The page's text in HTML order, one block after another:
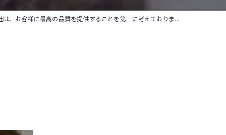
は、お客様に最高の品質を提供することを第一に考えておりま...